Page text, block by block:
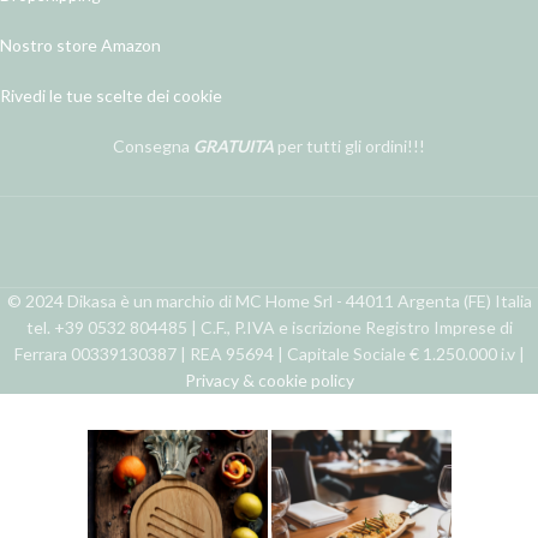
Nostro store Amazon
Rivedi le tue scelte dei cookie
Consegna GRATUITA per tutti gli ordini!!!
© 2024 Dikasa è un marchio di MC Home Srl - 44011 Argenta (FE) Italia
tel. +39 0532 804485 | C.F., P.IVA e iscrizione Registro Imprese di
Ferrara 00339130387 | REA 95694 | Capitale Sociale € 1.250.000 i.v |
Privacy & cookie policy